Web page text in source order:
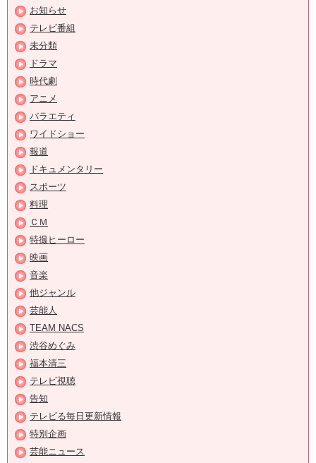
お知らせ
テレビ番組
未分類
ドラマ
時代劇
アニメ
バラエティ
ワイドショー
報道
ドキュメンタリー
スポーツ
料理
ＣＭ
特撮ヒーロー
映画
音楽
他ジャンル
芸能人
TEAM NACS
渋谷めぐみ
福本清三
テレビ視聴
告知
テレビる毎日更新情報
特別企画
芸能ニュース